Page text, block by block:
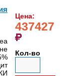
Цена:
437427
Кол-во